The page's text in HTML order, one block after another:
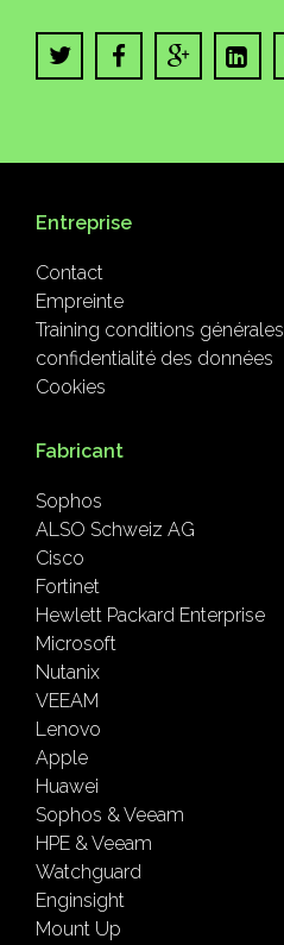
Entreprise
Contact
Empreinte
Training conditions générales
confidentialité des données
Cookies
Fabricant
Sophos
ALSO Schweiz AG
Cisco
Fortinet
Hewlett Packard Enterprise
Microsoft
Nutanix
VEEAM
Lenovo
Apple
Huawei
Sophos & Veeam
HPE & Veeam
Watchguard
Enginsight
Mount Up